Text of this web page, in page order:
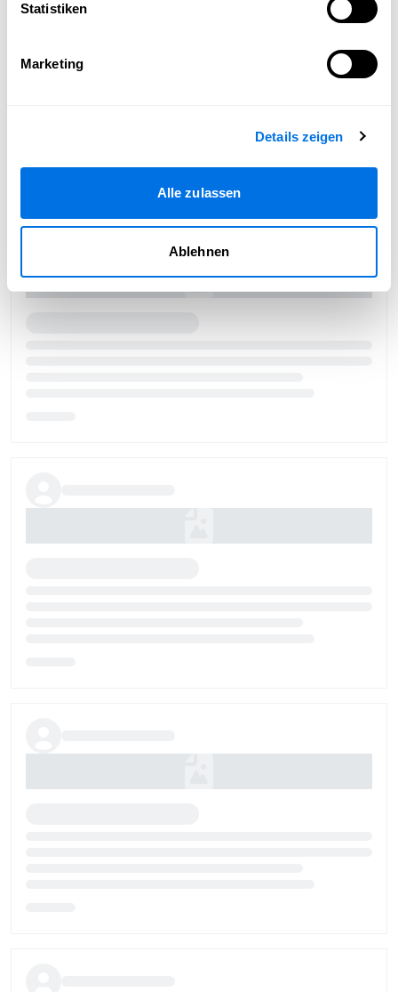
Statistiken
Marketing
Details zeigen
Alle zulassen
Ablehnen